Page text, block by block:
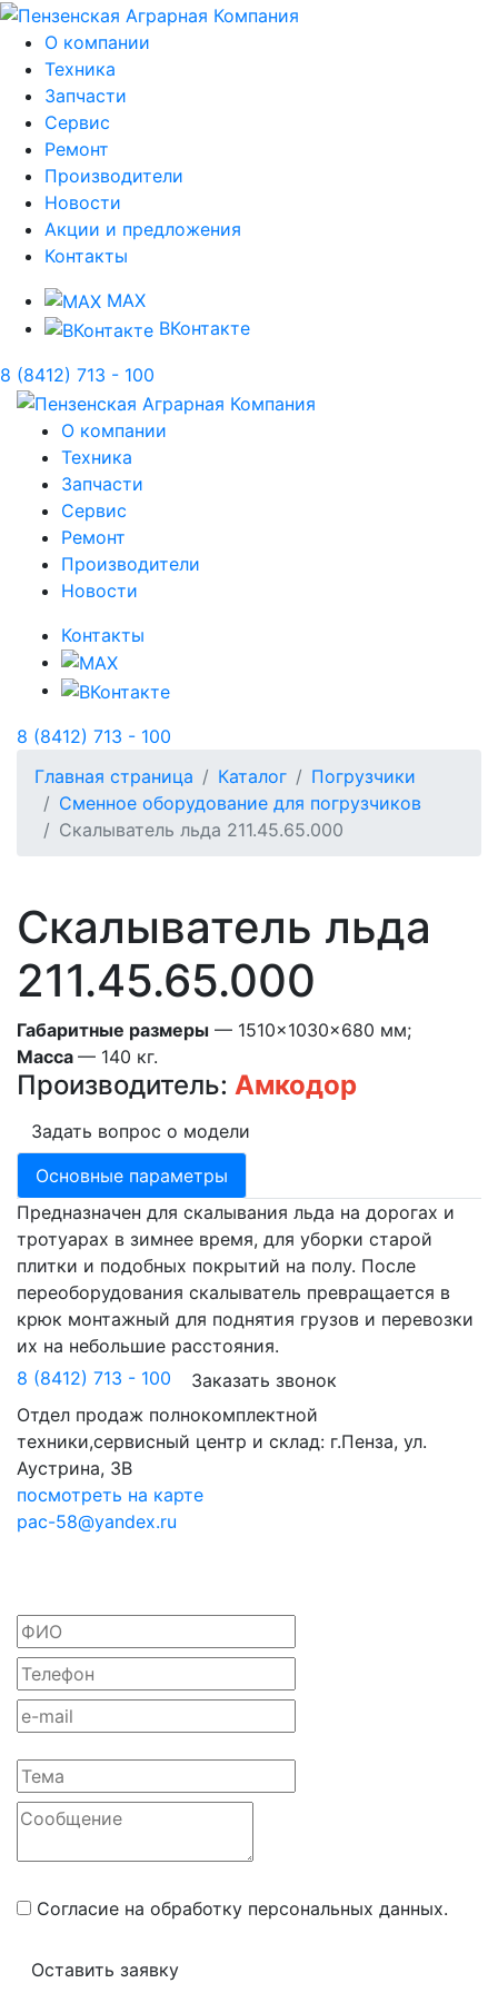
О компании
Техника
Запчасти
Сервис
Ремонт
Производители
Новости
Акции и предложения
Контакты
MAX
ВКонтакте
8 (8412) 713 - 100
О компании
Техника
Запчасти
Сервис
Ремонт
Производители
Новости
Контакты
8 (8412) 713 - 100
Главная страница
Каталог
Погрузчики
Сменное оборудование для погрузчиков
Скалыватель льда 211.45.65.000
Скалыватель льда
211.45.65.000
Габаритные размеры — 1510×1030×680 мм;
Масса — 140 кг.
Производитель: Амкодор
Задать вопрос о модели
Основные параметры
Предназначен для скалывания льда на дорогах и
тротуарах в зимнее время, для уборки старой
плитки и подобных покрытий на полу. После
переоборудования скалыватель превращается в
крюк монтажный для поднятия грузов и перевозки
их на небольшие расстояния.
8 (8412) 713 - 100
Заказать звонок
Отдел продаж полнокомплектной
техники,сервисный центр и склад: г.Пенза, ул.
Аустрина, 3В
посмотреть на карте
pac-58@yandex.ru
Согласие на обработку персональных данных.
Оставить заявку